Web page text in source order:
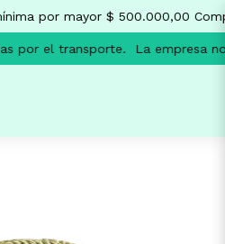
por mayor $ 500.000,00
por el transporte. La empresa